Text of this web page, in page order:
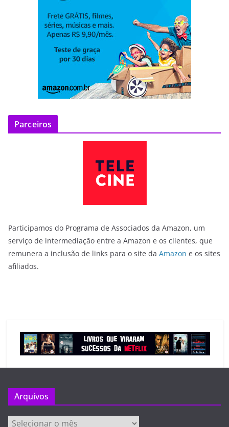
Parceiros
Participamos do Programa de Associados da Amazon, um
serviço de intermediação entre a Amazon e os clientes, que
remunera a inclusão de links para o site da Amazon e os sites
afiliados.
Arquivos
Arquivos